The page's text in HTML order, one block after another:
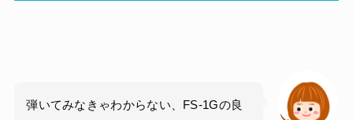
弾いてみなきゃわからない、FS-1Gの良